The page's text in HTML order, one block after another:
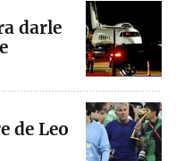
darle
de Leo